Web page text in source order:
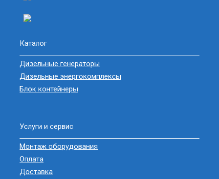
Каталог
Дизельные генераторы
Дизельные энергокомплексы
Блок контейнеры
Услуги и сервис
Монтаж оборудования
Оплата
Доставка